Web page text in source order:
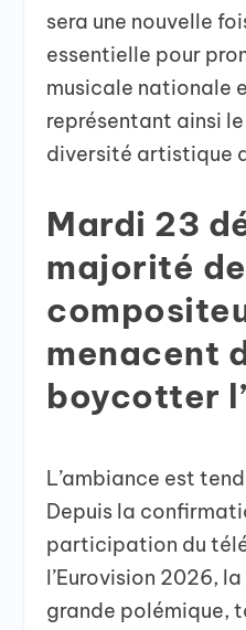
sera une nouvelle
essentielle pour
musicale nationale
représentant ainsi
diversité artistique
Mardi 23
majorité
menacent
boycotter
L’ambiance est
Depuis la
participation du
l’Eurovision 2026,
grande polémique,